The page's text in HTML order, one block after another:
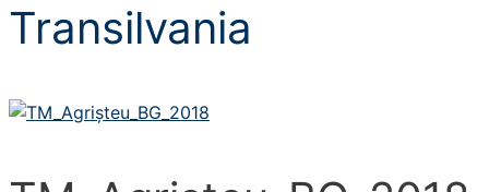
Transilvania